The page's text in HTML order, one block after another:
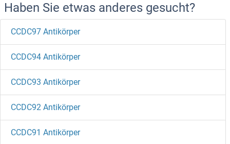
Haben Sie etwas anderes gesucht?
CCDC97 Antikörper
CCDC94 Antikörper
CCDC93 Antikörper
CCDC92 Antikörper
CCDC91 Antikörper